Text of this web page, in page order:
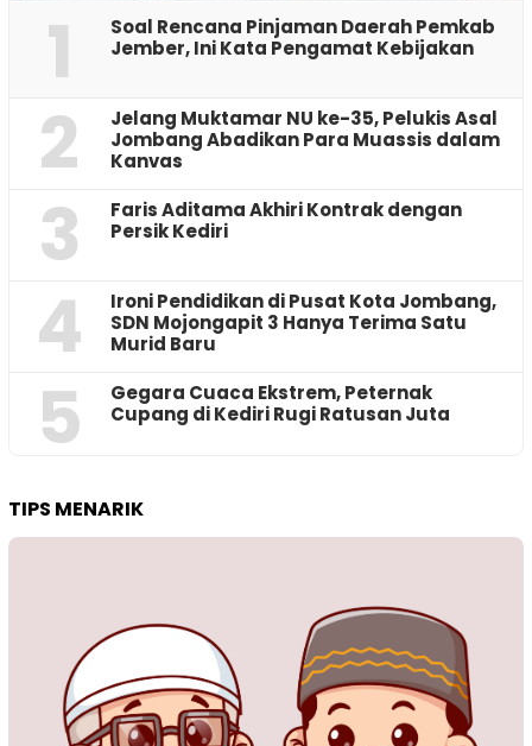
1
‎Soal Rencana Pinjaman Daerah Pemkab
Jember, Ini Kata Pengamat Kebijakan ‎
2
Jelang Muktamar NU ke-35, Pelukis Asal
Jombang Abadikan Para Muassis dalam
Kanvas
3
Faris Aditama Akhiri Kontrak dengan
Persik Kediri
4
Ironi Pendidikan di Pusat Kota Jombang,
SDN Mojongapit 3 Hanya Terima Satu
Murid Baru
5
‎Gegara Cuaca Ekstrem, Peternak
Cupang di Kediri Rugi Ratusan Juta
TIPS MENARIK